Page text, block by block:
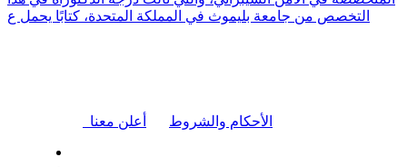
التخصص من جامعة بليموث في المملكة المتحدة، كتابًا يحمل ع
أعلن معنا الأحكام والشروط